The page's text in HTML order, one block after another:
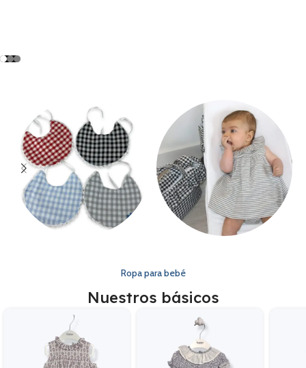
Ropa para bebé
Nuestros básicos